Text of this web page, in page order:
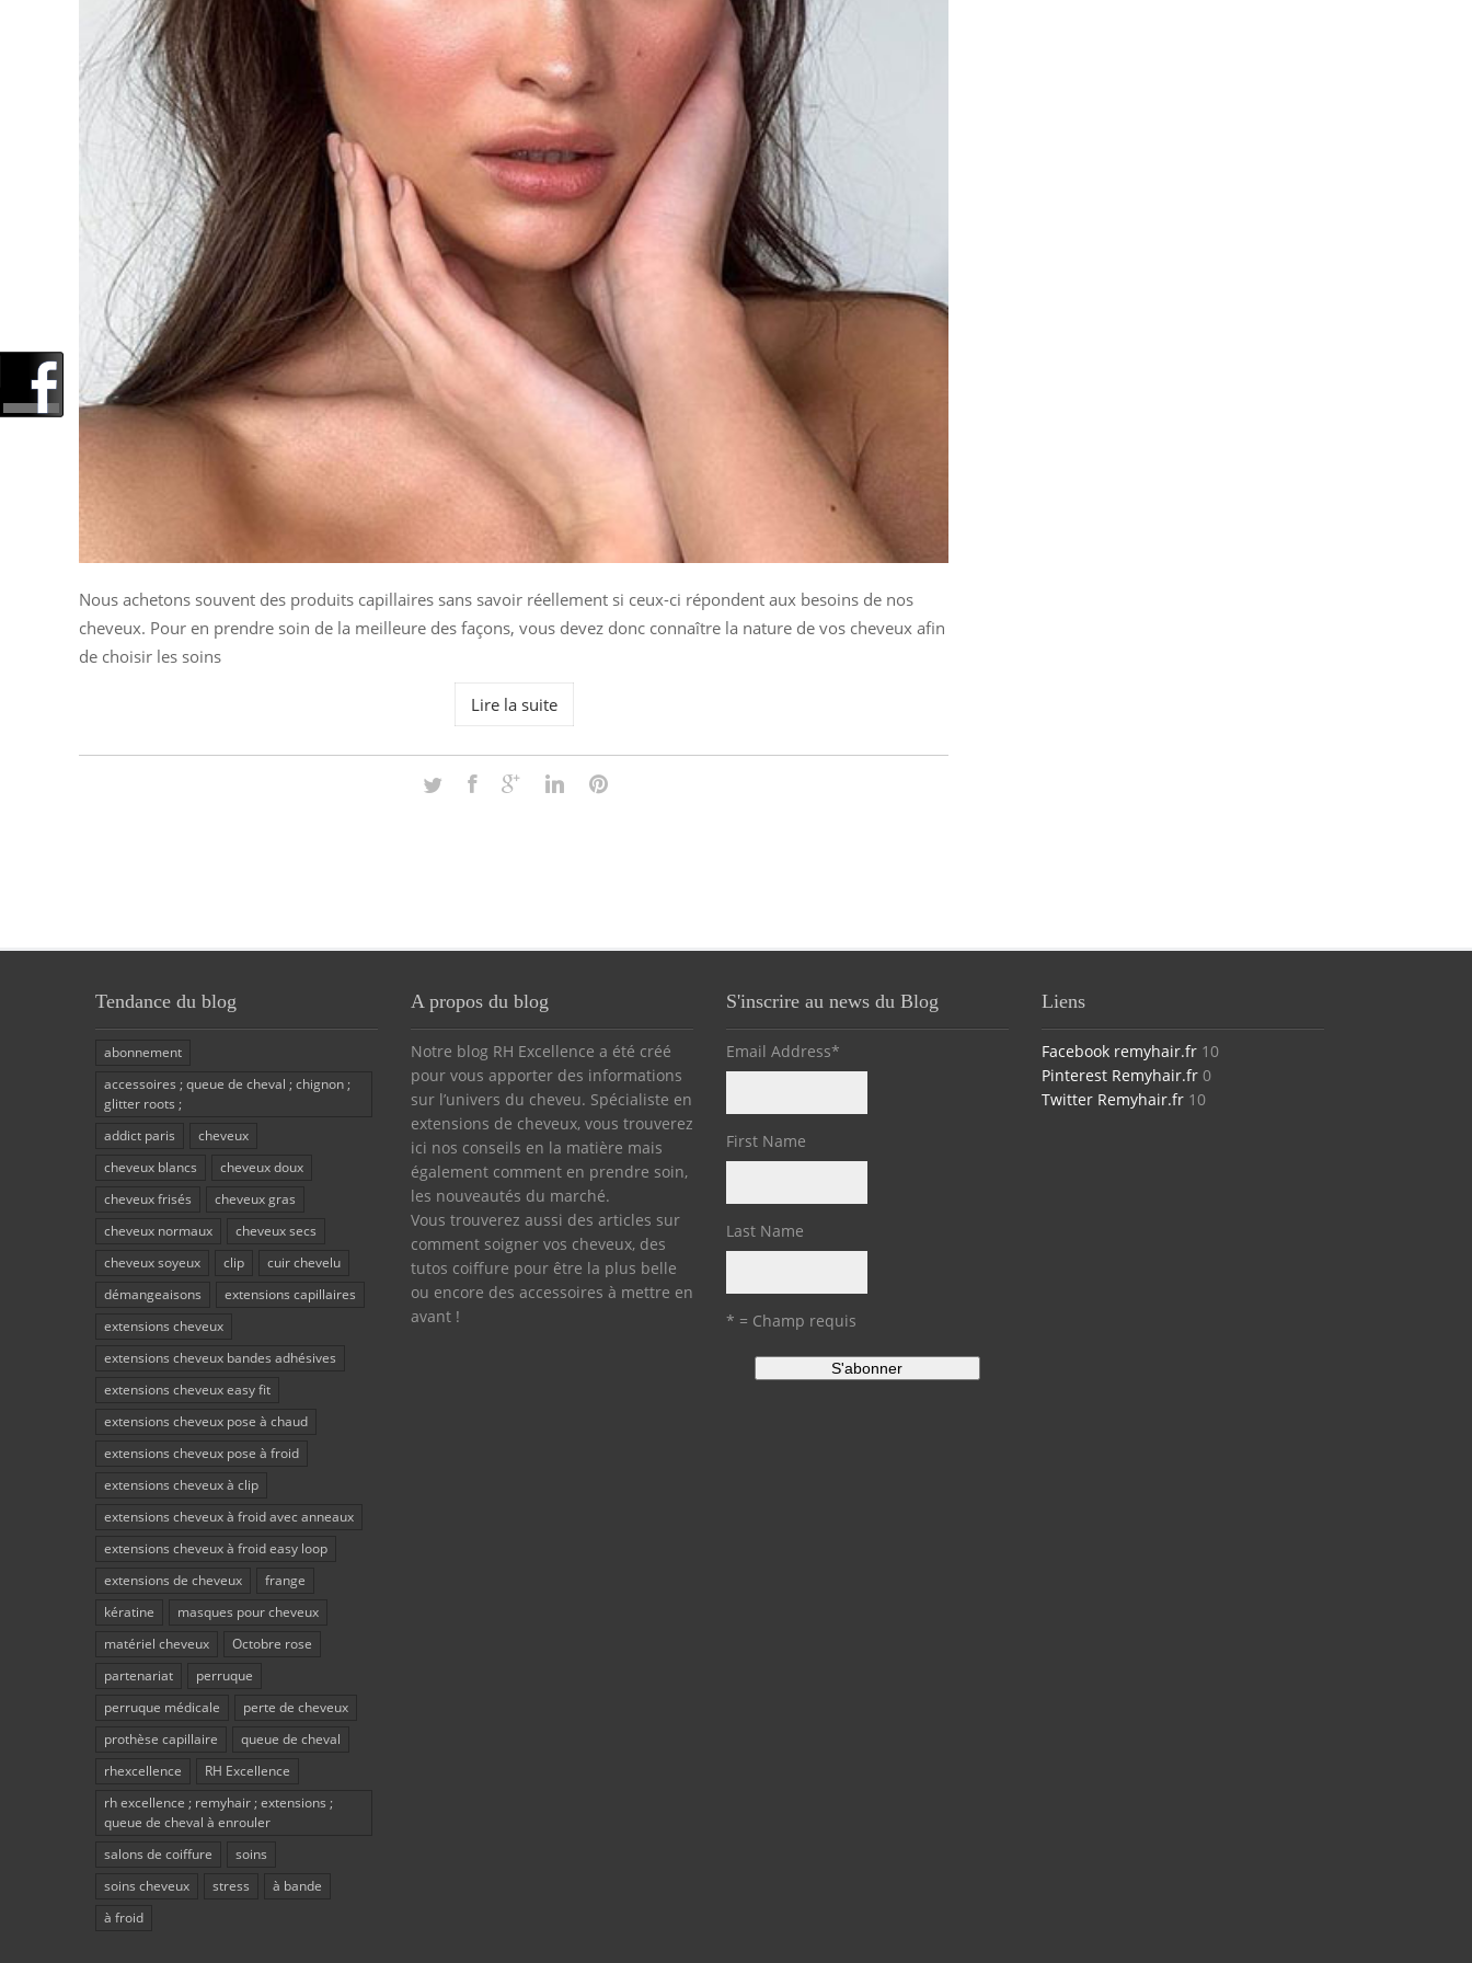
Nous achetons souvent des produits capillaires sans savoir réellement si ceux-ci répondent aux besoins de nos
cheveux. Pour en prendre soin de la meilleure des façons, vous devez donc connaître la nature de vos cheveux afin
de choisir les soins
Lire la suite
Tendance du blog
abonnement
accessoires ; queue de cheval ; chignon ;
glitter roots ;
addict paris
cheveux
cheveux blancs
cheveux doux
cheveux frisés
cheveux gras
cheveux normaux
cheveux secs
cheveux soyeux
clip
cuir chevelu
démangeaisons
extensions capillaires
extensions cheveux
extensions cheveux bandes adhésives
extensions cheveux easy fit
extensions cheveux pose à chaud
extensions cheveux pose à froid
extensions cheveux à clip
extensions cheveux à froid avec anneaux
extensions cheveux à froid easy loop
extensions de cheveux
frange
kératine
masques pour cheveux
matériel cheveux
Octobre rose
partenariat
perruque
perruque médicale
perte de cheveux
prothèse capillaire
queue de cheval
rhexcellence
RH Excellence
rh excellence ; remyhair ; extensions ;
queue de cheval à enrouler
salons de coiffure
soins
soins cheveux
stress
à bande
à froid
A propos du blog
Notre blog RH Excellence a été créé
pour vous apporter des informations
sur l’univers du cheveu. Spécialiste en
extensions de cheveux, vous trouverez
ici nos conseils en la matière mais
également comment en prendre soin,
les nouveautés du marché.
Vous trouverez aussi des articles sur
comment soigner vos cheveux, des
tutos coiffure pour être la plus belle
ou encore des accessoires à mettre en
avant !
S'inscrire au news du Blog
Email Address*
First Name
Last Name
* = Champ requis
Liens
Facebook remyhair.fr 10
Pinterest Remyhair.fr 0
Twitter Remyhair.fr 10